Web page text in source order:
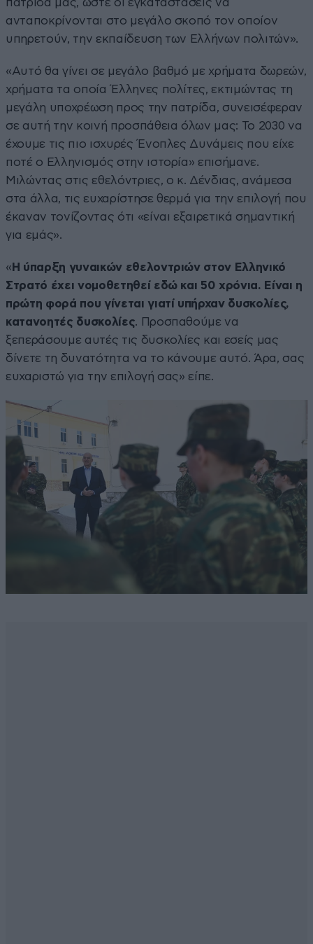
πατρίδα μας, ώστε οι εγκαταστάσεις να
ανταποκρίνονται στο μεγάλο σκοπό τον οποίον
υπηρετούν, την εκπαίδευση των Ελλήνων πολιτών».
«Αυτό θα γίνει σε μεγάλο βαθμό με χρήματα δωρεών,
χρήματα τα οποία Έλληνες πολίτες, εκτιμώντας τη
μεγάλη υποχρέωση προς την πατρίδα, συνεισέφεραν
σε αυτή την κοινή προσπάθεια όλων μας: Το 2030 να
έχουμε τις πιο ισχυρές Ένοπλες Δυνάμεις που είχε
ποτέ ο Ελληνισμός στην ιστορία» επισήμανε.
Μιλώντας στις εθελόντριες, ο κ. Δένδιας, ανάμεσα
στα άλλα, τις ευχαρίστησε θερμά για την επιλογή που
έκαναν τονίζοντας ότι «είναι εξαιρετικά σημαντική
για εμάς».
« Η ύπαρξη γυναικών εθελοντριών στον Ελληνικό
Στρατό έχει νομοθετηθεί εδώ και 50 χρόνια. Είναι η
πρώτη φορά που γίνεται γιατί υπήρχαν δυσκολίες,
κατανοητές δυσκολίες. Προσπαθούμε να
ξεπεράσουμε αυτές τις δυσκολίες και εσείς μας
δίνετε τη δυνατότητα να το κάνουμε αυτό. Άρα, σας
ευχαριστώ για την επιλογή σας» είπε.